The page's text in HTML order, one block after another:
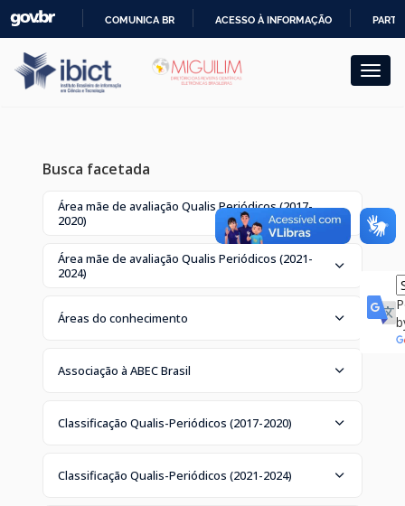
navigation
PARA
O
COMUNICA BR ACESSO À INFORMAÇÃO
Busca facetada
Área mãe de avaliação Qualis Periódicos (2017-
2020)
Área mãe de avaliação Qualis Periódicos (2021-
2024)
Áreas do conhecimento
Associação à ABEC Brasil
Classificação Qualis-Periódicos (2017-2020)
Classificação Qualis-Periódicos (2021-2024)